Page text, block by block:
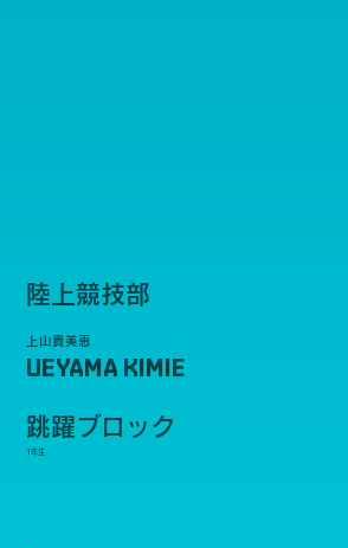
陸上競技部
上山貴美恵
UEYAMA KIMIE
跳躍ブロック
1年生